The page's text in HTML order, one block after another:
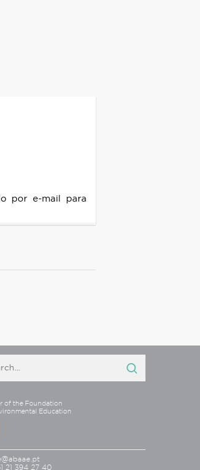
por e-mail para
of the Foundation
Education
21 394 27 40